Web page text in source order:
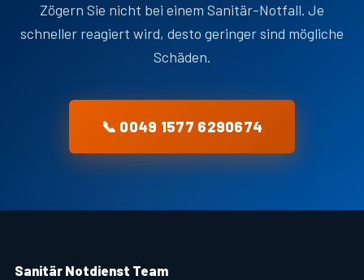
Zögern Sie nicht bei einem Sanitär-Notfall. Je
schneller reagiert wird, desto geringer sind mögliche
Schäden.
📞 0049 1577 6290674
Sanitär Notdienst Team